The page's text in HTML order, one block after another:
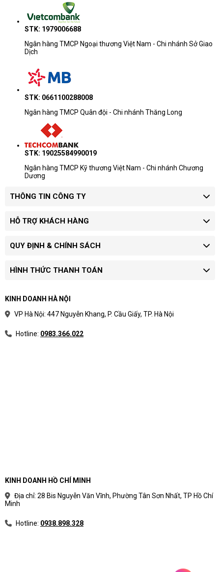
STK: 1979006688
Ngân hàng TMCP Ngoại thương Việt Nam - Chi nhánh Sở Giao
Dịch
STK: 0661100288008
Ngân hàng TMCP Quân đội - Chi nhánh Thăng Long
STK: 19025584990019
Ngân hàng TMCP Kỹ thương Việt Nam - Chi nhánh Chương
Dương
THÔNG TIN CÔNG TY
HỖ TRỢ KHÁCH HÀNG
QUY ĐỊNH & CHÍNH SÁCH
HÌNH THỨC THANH TOÁN
KINH DOANH HÀ NỘI
VP Hà Nội: 447 Nguyễn Khang, P. Cầu Giấy, TP. Hà Nội
Hotline: 0983.366.022
KINH DOANH HỒ CHÍ MINH
Địa chỉ: 28 Bis Nguyễn Văn Vĩnh, Phường Tân Sơn Nhất, TP Hồ Chí
Minh
Hotline: 0938.898.328